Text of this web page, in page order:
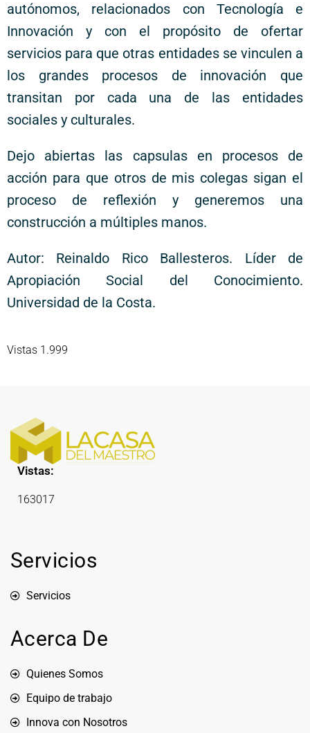
autónomos, relacionados con Tecnología e
Innovación y con el propósito de ofertar
servicios para que otras entidades se vinculen a
los grandes procesos de innovación que
transitan por cada una de las entidades
sociales y culturales.
Dejo abiertas las capsulas en procesos de
acción para que otros de mis colegas sigan el
proceso de reflexión y generemos una
construcción a múltiples manos.
Autor: Reinaldo Rico Ballesteros. Líder de
Apropiación Social del Conocimiento.
Universidad de la Costa.
Vistas 1.999
Vistas:
163017
Servicios
Servicios
Acerca De
Quienes Somos
Equipo de trabajo
Innova con Nosotros